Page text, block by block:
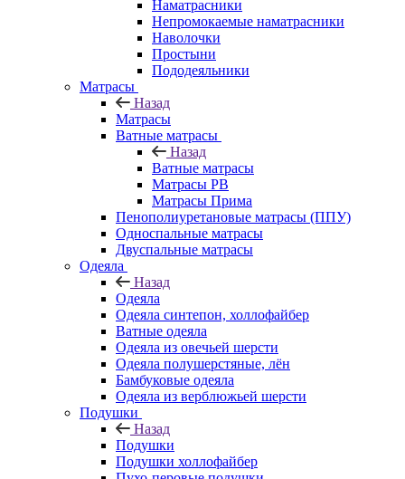
Наматрасники
Непромокаемые наматрасники
Наволочки
Простыни
Пододеяльники
Матрасы
Назад
Матрасы
Ватные матрасы
Назад
Ватные матрасы
Матрасы РВ
Матрасы Прима
Пенополиуретановые матрасы (ППУ)
Односпальные матрасы
Двуспальные матрасы
Одеяла
Назад
Одеяла
Одеяла синтепон, холлофайбер
Ватные одеяла
Одеяла из овечьей шерсти
Одеяла полушерстяные, лён
Бамбуковые одеяла
Одеяла из верблюжьей шерсти
Подушки
Назад
Подушки
Подушки холлофайбер